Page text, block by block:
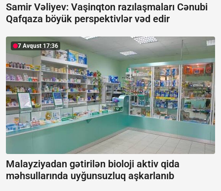
Samir Vəliyev: Vaşinqton razılaşmaları Cənubi
Qafqaza böyük perspektivlər vəd edir
7 Avqust 17:36
Malayziyadan gətirilən bioloji aktiv qida
məhsullarında uyğunsuzluq aşkarlanıb